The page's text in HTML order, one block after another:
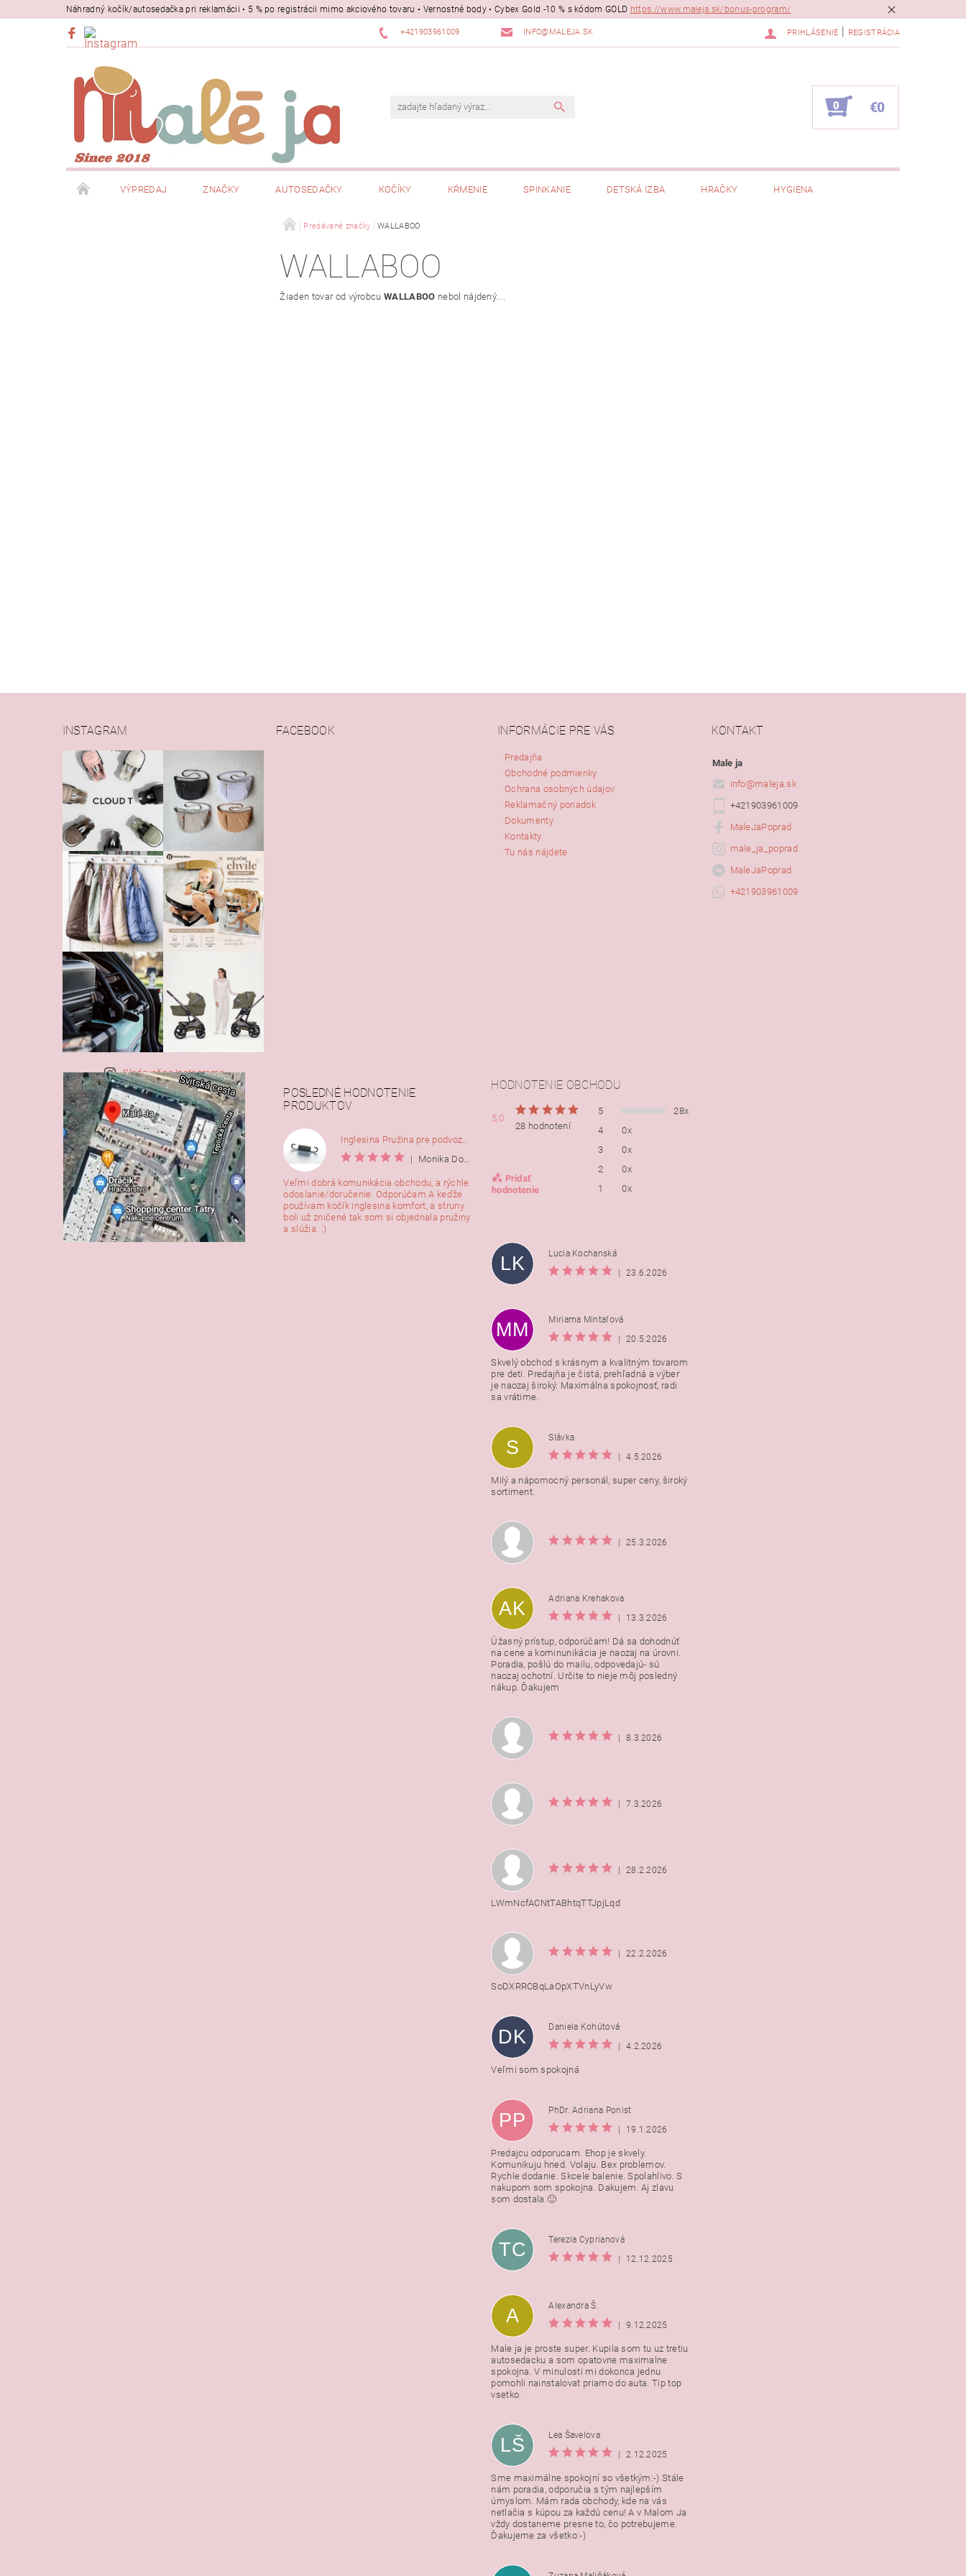
Náhradný kočík/autosedačka pri reklamácii • 5 % po registrácii mimo akciového tovaru • Vernostné body • Cybex Gold -10 % s kódom GOLD https://www.maleja.sk/bonus-program/
+421903961009 INFO@MALEJA.SK PRIHLÁSENIE REGISTRÁCIA
0 €0
VÝPREDAJ ZNAČKY AUTOSEDAČKY KOČÍKY KŔMENIE SPINKANIE DETSKÁ IZBA HRAČKY HYGIENA
Predávané značky WALLABOO
WALLABOO
Žiaden tovar od výrobcuWALLABOO nebol nájdený....
INSTAGRAM
Sledovať na Instagrame
FACEBOOK INFORMÁCIE PRE VÁS
Predajňa
Obchodné podmienky
Ochrana osobných údajov
Reklamačný poriadok
Dokumenty
Kontakty
Tu nás nájdete
KONTAKT
Male ja
info@maleja.sk
+421903961009
MaleJaPoprad
male_ja_poprad
MaleJaPoprad
+421903961009
POSLEDNÉ HODNOTENIE
PRODUKTOV
Inglesina Pružina pre podvozok Comfort, 2ks
|
Monika Dorušáková
Veľmi dobrá komunikácia obchodu, a rýchle
odoslanie/doručenie. Odporúčam A keďže
používam kočík inglesina komfort, a struny
boli už zničené tak som si objednala pružiny
a slúžia. :)
HODNOTENIE OBCHODU
5,0
28 hodnotení
Pridať
hodnotenie
5
28x
4
0x
3
0x
2
0x
1
0x
Vložením hodnotenie súhlasíte s
podmienkami ochrany osobných
LK
Lucia Kochanská
23.6.2026
MM
Miriama Mintaľová
20.5.2026
Skvelý obchod s krásnym a kvalitným tovarom
pre deti. Predajňa je čistá, prehľadná a výber
je naozaj široký. Maximálna spokojnosť, radi
sa vrátime.
S
Slávka
4.5.2026
Milý a nápomocný personál, super ceny, široký
sortiment.
25.3.2026
AK
Adriana Krehakova
13.3.2026
Úžasný prístup, odporúčam! Dá sa dohodnúť
na cene a kominunikácia je naozaj na úrovni.
Poradia, pošlú do mailu, odpovedajú- sú
naozaj ochotní. Určite to nieje môj posledný
nákup. Ďakujem
8.3.2026
7.3.2026
28.2.2026
LWmNcfACNtTABhtqTTJpjLqd
22.2.2026
SoDXRRCBqLaOpXTVnLyVw
DK
Daniela Kohútová
4.2.2026
Veľmi som spokojná
PP
PhDr. Adriana Ponist
19.1.2026
Predajcu odporucam. Ehop je skvely.
Komunikuju hned. Volaju. Bex problemov.
Rychle dodanie. Skcele balenie. Spolahlivo. S
nakupom som spokojna. Dakujem. Aj zlavu
som dostala.🙂
TC
Terezia Cyprianová
12.12.2025
A
Alexandra Š.
9.12.2025
Male ja je proste super. Kupila som tu uz tretiu
autosedacku a som opatovne maximalne
spokojna. V minulosti mi dokonca jednu
pomohli nainstalovat priamo do auta. Tip top
vsetko.
LŠ
Lea Šavelova
2.12.2025
Sme maximálne spokojní so všetkým:-) Stále
nám poradia, odporučia s tým najlepším
úmyslom. Mám rada obchody, kde na vás
netlačia s kúpou za každú cenu! A v Malom Ja
vždy dostaneme presne to, čo potrebujeme.
Ďakujeme za všetko:-)